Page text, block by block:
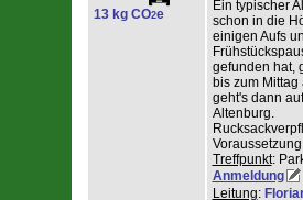
13 kg CO2e
Ein typischer
schon in die
einigen Aufs
gefunden hat,
bis zum
geht's dann
Altenburg.
Treffpunkt:
Anmeldung
Leitung: